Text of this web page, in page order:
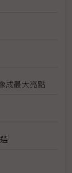
成最大亮點